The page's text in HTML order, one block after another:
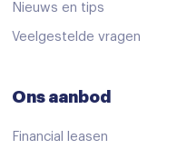
Beschrijving
uitstekende rijkwaliteiten
driecilinder benzinemotor
Nieuws en tips
Veelgestelde vragen
Ons aanbod
Financial leasen